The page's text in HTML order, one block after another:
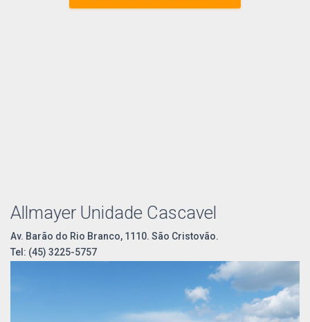
Allmayer Unidade Cascavel
Av. Barão do Rio Branco, 1110. São Cristovão.
Tel: (45) 3225-5757